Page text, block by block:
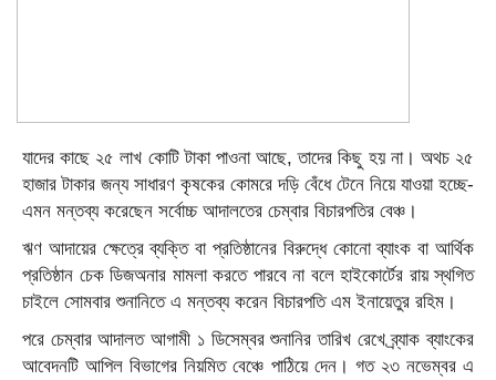
যাদের কাছে ২৫ লাখ কোটি টাকা পাওনা আছে, তাদের কিছু হয় না। অথচ ২৫
হাজার টাকার জন্য সাধারণ কৃষকের কোমরে দড়ি বেঁধে টেনে নিয়ে যাওয়া হচ্ছে-
এমন মন্তব্য করেছেন সর্বোচ্চ আদালতের চেম্বার বিচারপতির বেঞ্চ।
ঋণ আদায়ের ক্ষেত্রে ব্যক্তি বা প্রতিষ্ঠানের বিরুদ্ধে কোনো ব্যাংক বা আর্থিক
প্রতিষ্ঠান চেক ডিজঅনার মামলা করতে পারবে না বলে হাইকোর্টের রায় স্থগিত
চাইলে সোমবার শুনানিতে এ মন্তব্য করেন বিচারপতি এম ইনায়েতুর রহিম।
পরে চেম্বার আদালত আগামী ১ ডিসেম্বর শুনানির তারিখ রেখে ব্র্যাক ব্যাংকের
আবেদনটি আপিল বিভাগের নিয়মিত বেঞ্চে পাঠিয়ে দেন। গত ২৩ নভেম্বর এ